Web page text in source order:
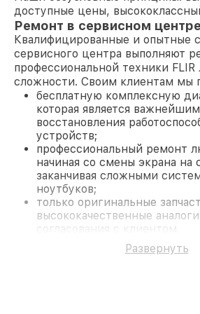
доступные цены,
Ремонт в сервисном центре
Квалифицированные и опытные
сервисного центра выполняют
профессиональной техники FLIR
сложности. Своим клиентам мы
бесплатную комплексную
которая является
восстановления
устройств;
профессиональный ремонт
начиная со смены экрана на
заканчивая сложными
ноутбуков;
только оригинальные
высококачественные
согласования с клиентом.
На все работы и замененные
предоставляется длительная
Развернуть